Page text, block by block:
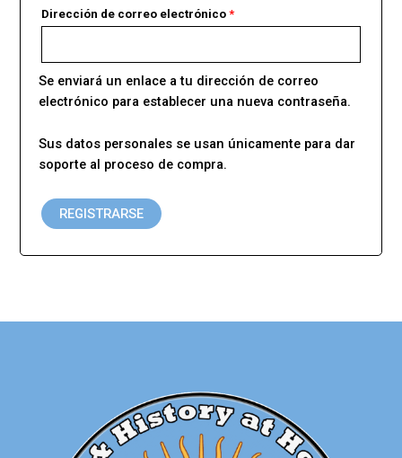
Dirección de correo electrónico*
Se enviará un enlace a tu dirección de correo
electrónico para establecer una nueva contraseña.
Sus datos personales se usan únicamente para dar
soporte al proceso de compra.
REGISTRARSE